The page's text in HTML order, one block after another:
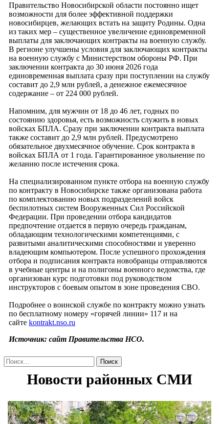
Правительство Новосибирской области постоянно ищет
возможности для более эффективной поддержки
новосибирцев, желающих встать на защиту Родины. Одна
из таких мер – существенное увеличение единовременной
выплаты для заключающих контракты на военную службу.
В регионе улучшены условия для заключающих контракты
на военную службу с Министерством обороны РФ. При
заключении контракта до 30 июня 2026 года
единовременная выплата сразу при поступлении на службу
составит до 2,9 млн рублей, а денежное ежемесячное
содержание – от 224 000 рублей.
Напомним, для мужчин от 18 до 46 лет, годных по
состоянию здоровья, есть возможность служить в новых
войсках БПЛА. Сразу при заключении контракта выплата
также составит до 2,9 млн рублей. Предусмотрено
обязательное двухмесячное обучение. Срок контракта в
войсках БПЛА от 1 года. Гарантированное увольнение по
желанию после истечения срока.
На специализированном пункте отбора на военную службу
по контракту в Новосибирске также организована работа
по комплектованию новых подразделений войск
беспилотных систем Вооруженных Сил Российской
Федерации. При проведении отбора кандидатов
предпочтение отдается в первую очередь гражданам,
обладающим технологическими компетенциями, с
развитыми аналитическими способностями и уверенно
владеющим компьютером. После успешного прохождения
отбора и подписания контракта новобранцы отправляются
в учебные центры и на полигоны военного ведомства, где
организован курс подготовки под руководством
инструкторов с боевым опытом в зоне проведения СВО.
Подробнее о воинской службе по контракту можно узнать
по бесплатному номеру «горячей линии» 117 и на
сайте kontrakt.nso.ru
Источник: сайт Правительства НСО.
Найти: